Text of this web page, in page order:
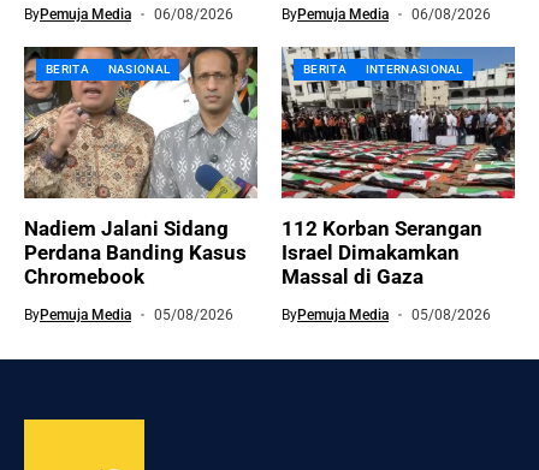
ByPemuja Media 06/08/2026 ByPemuja Media 06/08/2026
BERITA NASIONAL
Nadiem Jalani Sidang
Perdana Banding Kasus
Chromebook
ByPemuja Media 05/08/2026
BERITA INTERNASIONAL
112 Korban Serangan
Israel Dimakamkan
Massal di Gaza
ByPemuja Media 05/08/2026